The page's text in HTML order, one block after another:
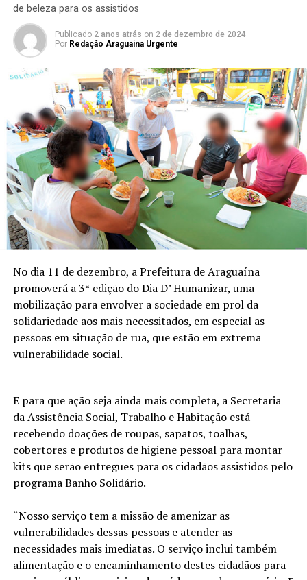
de beleza para os assistidos
Publicado 2 anos atrás on 2 de dezembro de 2024
Por Redação Araguaina Urgente
No dia 11 de dezembro, a Prefeitura de Araguaína
promoverá a 3ª edição do Dia D’ Humanizar, uma
mobilização para envolver a sociedade em prol da
solidariedade aos mais necessitados, em especial as
pessoas em situação de rua, que estão em extrema
vulnerabilidade social.
E para que ação seja ainda mais completa, a Secretaria
da Assistência Social, Trabalho e Habitação está
recebendo doações de roupas, sapatos, toalhas,
cobertores e produtos de higiene pessoal para montar
kits que serão entregues para os cidadãos assistidos pelo
programa Banho Solidário.
“Nosso serviço tem a missão de amenizar as
vulnerabilidades dessas pessoas e atender as
necessidades mais imediatas. O serviço inclui também
alimentação e o encaminhamento destes cidadãos para